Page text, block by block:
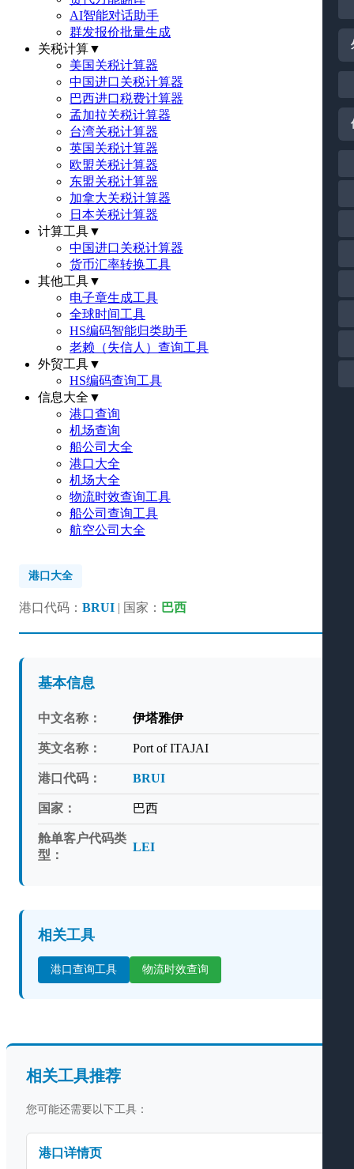
AI智能对话助手
群发报价批量生成
关税计算▼
美国关税计算器
中国进口关税计算器
巴西进口税费计算器
孟加拉关税计算器
台湾关税计算器
英国关税计算器
欧盟关税计算器
东盟关税计算器
加拿大关税计算器
日本关税计算器
计算工具▼
中国进口关税计算器
货币汇率转换工具
其他工具▼
电子章生成工具
全球时间工具
HS编码智能归类助手
老赖（失信人）查询工具
外贸工具▼
HS编码查询工具
信息大全 ▼
港口查询
机场查询
船公司大全
港口大全
机场大全
物流时效查询工具
船公司查询工具
航空公司大全
港口大全
港口代码： BRUI | 国家： 巴西
基本信息
中文名称： 伊塔雅伊
英文名称： Port of ITAJAI
港口代码： BRUI
国家： 巴西
舱单客户代码类
型：
LEI
相关工具
港口查询工具 物流时效查询
相关工具推荐
您可能还需要以下工具：
港口详情页